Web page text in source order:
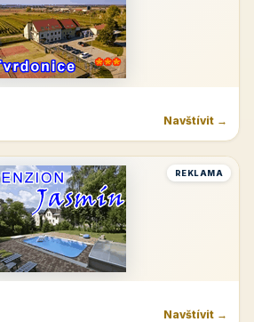
Navštívit →
REKLAMA
Navštívit →